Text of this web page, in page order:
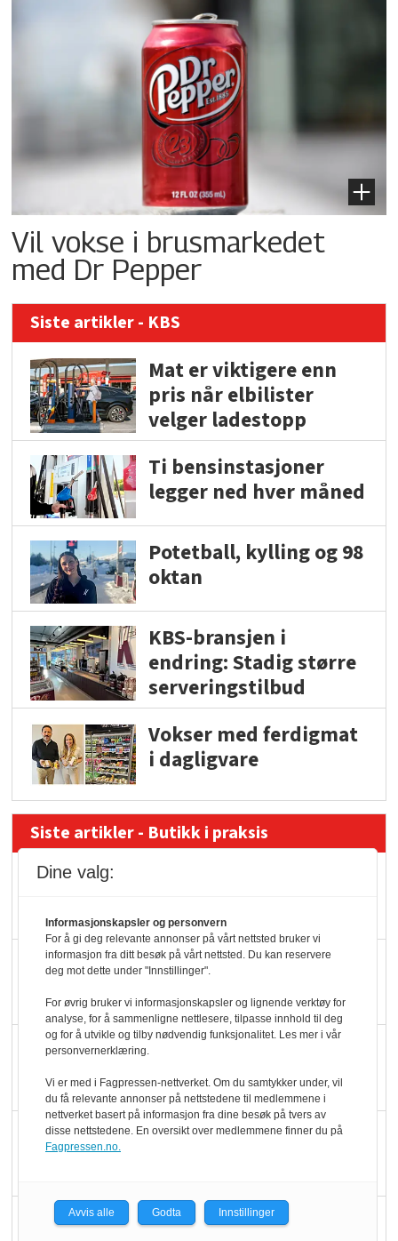
Vil vokse i brusmarkedet
med Dr Pepper
Siste artikler - KBS
Mat er viktigere enn
pris når elbilister
velger ladestopp
Ti bensinstasjoner
legger ned hver måned
Potetball, kylling og 98
oktan
KBS-bransjen i
endring: Stadig større
serveringstilbud
Vokser med ferdigmat
i dagligvare
Siste artikler - Butikk i praksis
Slik opprettholdes
ølsalget
Færre varer, men fulle
hyller
KI lager mat i butikken
Q passerte 1 milliard i
Dine valg:
Informasjonskapsler og personvern
For å gi deg relevante annonser på vårt nettsted bruker vi
informasjon fra ditt besøk på vårt nettsted. Du kan reservere
deg mot dette under "Innstillinger".
For øvrig bruker vi informasjonskapsler og lignende verktøy for
analyse, for å sammenligne nettlesere, tilpasse innhold til deg
og for å utvikle og tilby nødvendig funksjonalitet. Les mer i vår
personvernerklæring.
Vi er med i Fagpressen-nettverket. Om du samtykker under, vil
du få relevante annonser på nettstedene til medlemmene i
nettverket basert på informasjon fra dine besøk på tvers av
disse nettstedene. En oversikt over medlemmene finner du på
Fagpressen.no.
Avvis alle Godta Innstillinger